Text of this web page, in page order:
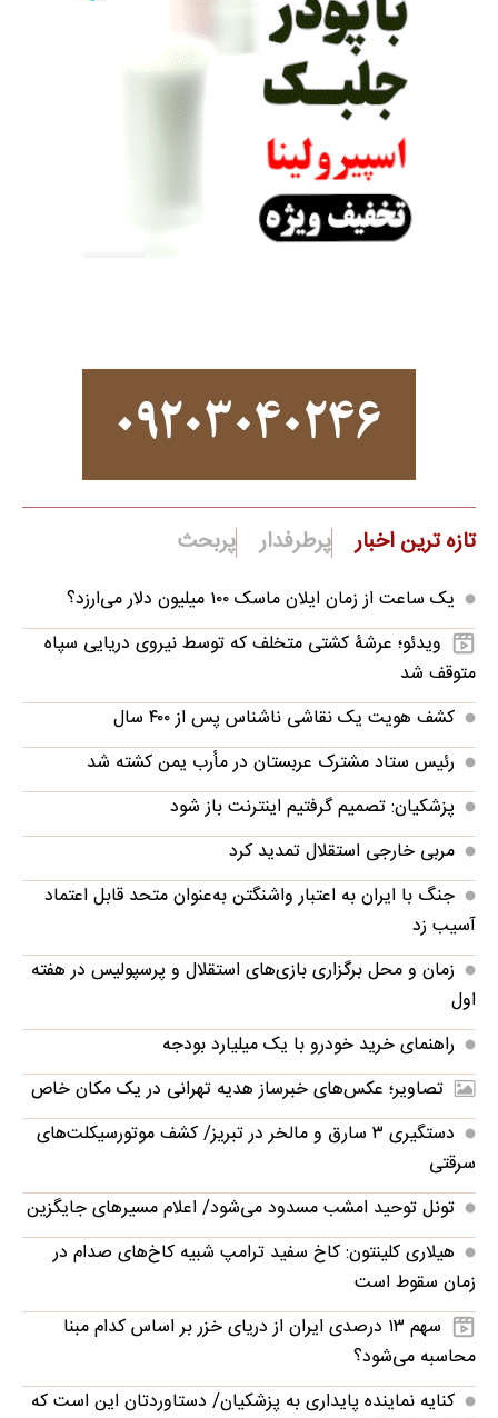
تازه ترین اخبار پرطرفدار پربحث
یک ساعت از زمان ایلان ماسک ۱۰۰ میلیون دلار می‌ارزد؟
ویدئو؛ عرشۀ کشتی متخلف که توسط نیروی دریایی سپاه
متوقف شد
کشف هویت یک نقاشی ناشناس پس از ۴۰۰ سال
رئیس ستاد مشترک عربستان در مأرب یمن کشته شد
پزشکیان: تصمیم گرفتیم اینترنت باز شود
مربی خارجی استقلال تمدید کرد
جنگ با ایران به اعتبار واشنگتن به‌عنوان متحد قابل اعتماد
آسیب زد
زمان و محل برگزاری بازی‌های استقلال و پرسپولیس در هفته
اول
راهنمای خرید خودرو با یک میلیارد بودجه
تصاویر؛ عکس‌های خبرساز هدیه تهرانی در یک مکان خاص
دستگیری ۳ سارق و مالخر در تبریز/ کشف موتورسیکلت‌های
سرقتی
تونل توحید امشب مسدود می‌شود/ اعلام مسیرهای جایگزین
هیلاری کلینتون: کاخ سفید ترامپ شبیه کاخ‌های صدام در
زمان سقوط است
سهم ۱۳ درصدی ایران از دریای خزر بر اساس کدام مبنا
محاسبه می‌شود؟
کنایه نماینده پایداری به پزشکیان/ دستاوردتان این است که